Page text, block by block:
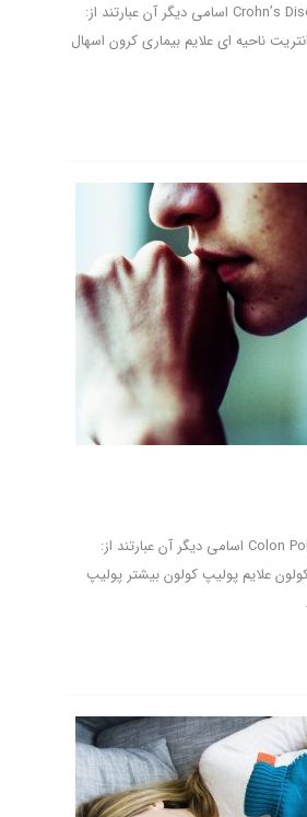
بیماری کرون – Crohn’s Disease اسامی دیگر آن عبارتند از:
ناحیه ای علایم بیماری کرون اسهال
پولیپ کولون – Colon Polyps اسامی دیگر آن عبارتند از:
علایم پولیپ کولون بیشتر پولیپ